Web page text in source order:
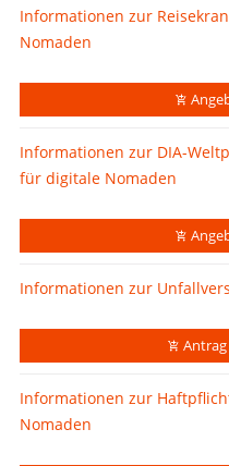
Informationen zur
Nomaden
Informationen zur DIA-
für digitale Nomaden
Informationen zur
Informationen zur
Nomaden